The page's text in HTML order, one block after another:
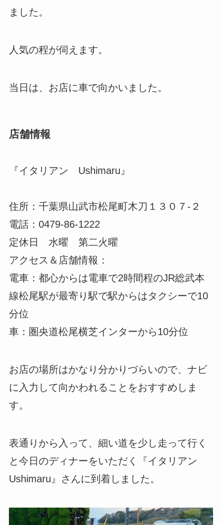
ました。
人気の程が伺えます。
当日は、お店に車で向かいました。
店舗情報
『イタリアン Ushimaru』
住所：千葉県山武市松尾町木刀１３０７-２
電話：0479-86-1222
定休日 水曜 第二火曜
アクセス＆店舗情報：
電車：都心からは電車で2時間程のJR総武本
線松尾駅が最寄り駅で駅からはタクシーで10
分位
車：圏央道松尾横芝インターから10分位
お店の場所はかなり分かりづらいので、ナビ
に入力して向かわれることをおすすめしま
す。
表通りから入って、細い道を少し走って行く
と今日のディナーをいただく『イタリアン
Ushimaru』さんに到着しました。